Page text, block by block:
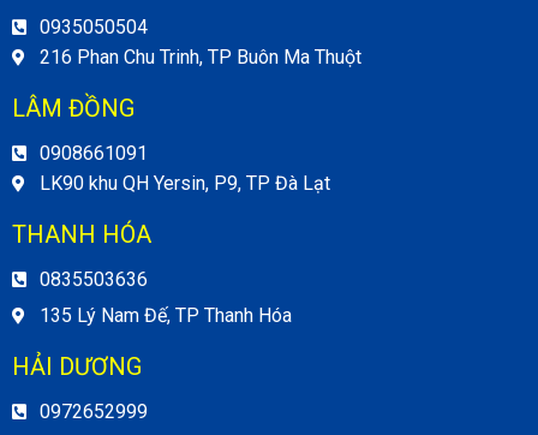
0935050504
216 Phan Chu Trinh, TP Buôn Ma Thuột
LÂM ĐỒNG
0908661091
LK90 khu QH Yersin, P9, TP Đà Lạt
THANH HÓA
0835503636
135 Lý Nam Đế, TP Thanh Hóa
HẢI DƯƠNG
0972652999